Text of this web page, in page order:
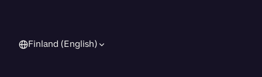
Finland (English)